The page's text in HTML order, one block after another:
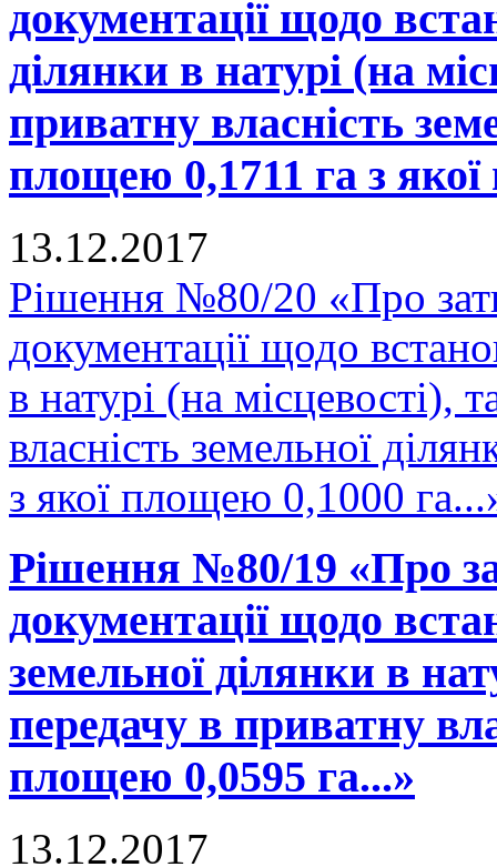
документації щодо
ділянки в натурі (на
приватну власність
площею 0,1711 га з
13.12.2017
Рішення №80/20 «Про
документації щодо
в натурі (на місцевості),
власність земельної
з якої площею 0,1000
Рішення №80/19 «Про
документації щодо
земельної ділянки в
передачу в приватну
площею 0,0595 га...»
13.12.2017